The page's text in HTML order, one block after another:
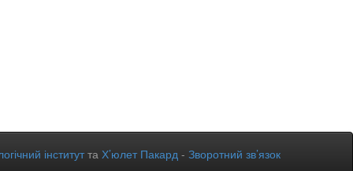
інститутта Х’юлет Пакард - Зворотний зв’язок